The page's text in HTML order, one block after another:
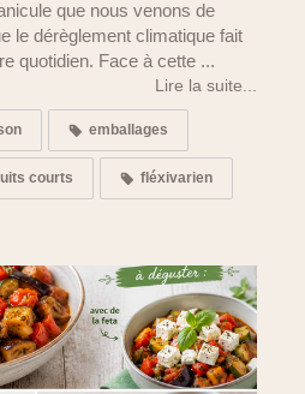
que nous venons de
le dérèglement climatique fait
quotidien. Face à cette ...
Lire la suite...
emballages
courts fléxivarien